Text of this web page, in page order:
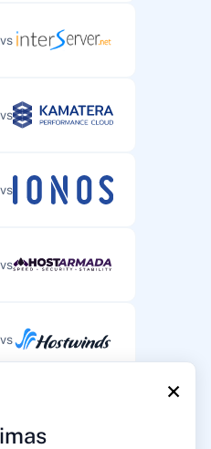
×
vs
vs
vs
vs
vs